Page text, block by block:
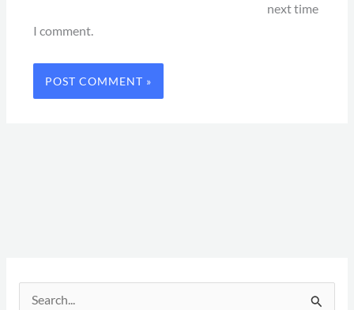
next time
I comment.